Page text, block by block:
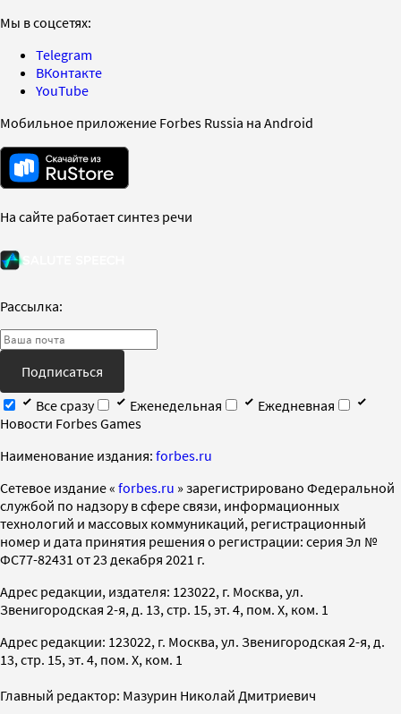
Мы в соцсетях:
Telegram
ВКонтакте
YouTube
Мобильное приложение Forbes Russia на Android
На сайте работает синтез речи
Рассылка:
Подписаться
Все сразу
Еженедельная
Ежедневная
Новости Forbes Games
Наименование издания: forbes.ru
Cетевое издание « forbes.ru » зарегистрировано Федеральной
службой по надзору в сфере связи, информационных
технологий и массовых коммуникаций, регистрационный
номер и дата принятия решения о регистрации: серия Эл №
ФС77-82431 от 23 декабря 2021 г.
Адрес редакции, издателя: 123022, г. Москва, ул.
Звенигородская 2-я, д. 13, стр. 15, эт. 4, пом. X, ком. 1
Адрес редакции: 123022, г. Москва, ул. Звенигородская 2-я, д.
13, стр. 15, эт. 4, пом. X, ком. 1
Главный редактор: Мазурин Николай Дмитриевич